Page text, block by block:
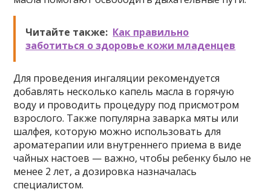
Читайте также: Как правильно
заботиться о здоровье кожи младенцев
Для проведения ингаляции рекомендуется
добавлять несколько капель масла в горячую
воду и проводить процедуру под присмотром
взрослого. Также популярна заварка мяты или
шалфея, которую можно использовать для
ароматерапии или внутреннего приема в виде
чайных настоев — важно, чтобы ребенку было не
менее 2 лет, а дозировка назначалась
специалистом.